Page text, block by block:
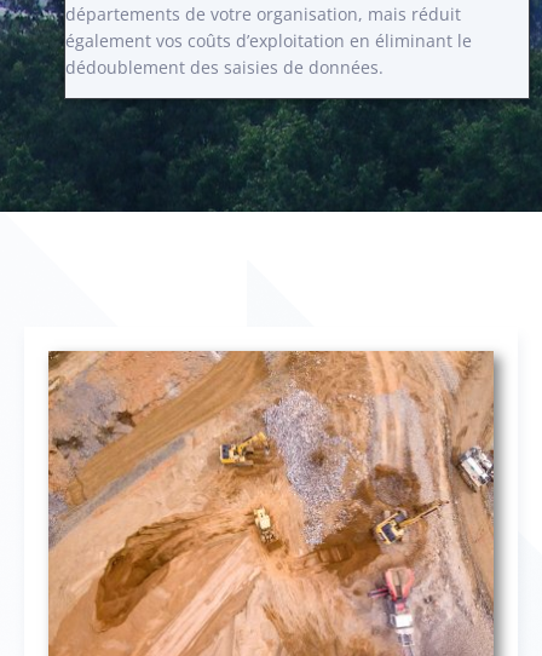
départements de votre organisation, mais réduit
également vos coûts d’exploitation en éliminant le
dédoublement des saisies de données.